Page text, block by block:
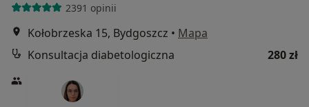
2391 opinii
Kołobrzeska 15, Bydgoszcz • Mapa
Konsultacja diabetologiczna
280 zł